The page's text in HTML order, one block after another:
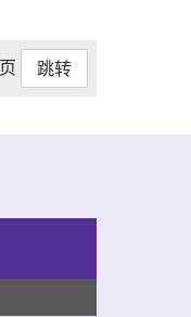
页 跳转